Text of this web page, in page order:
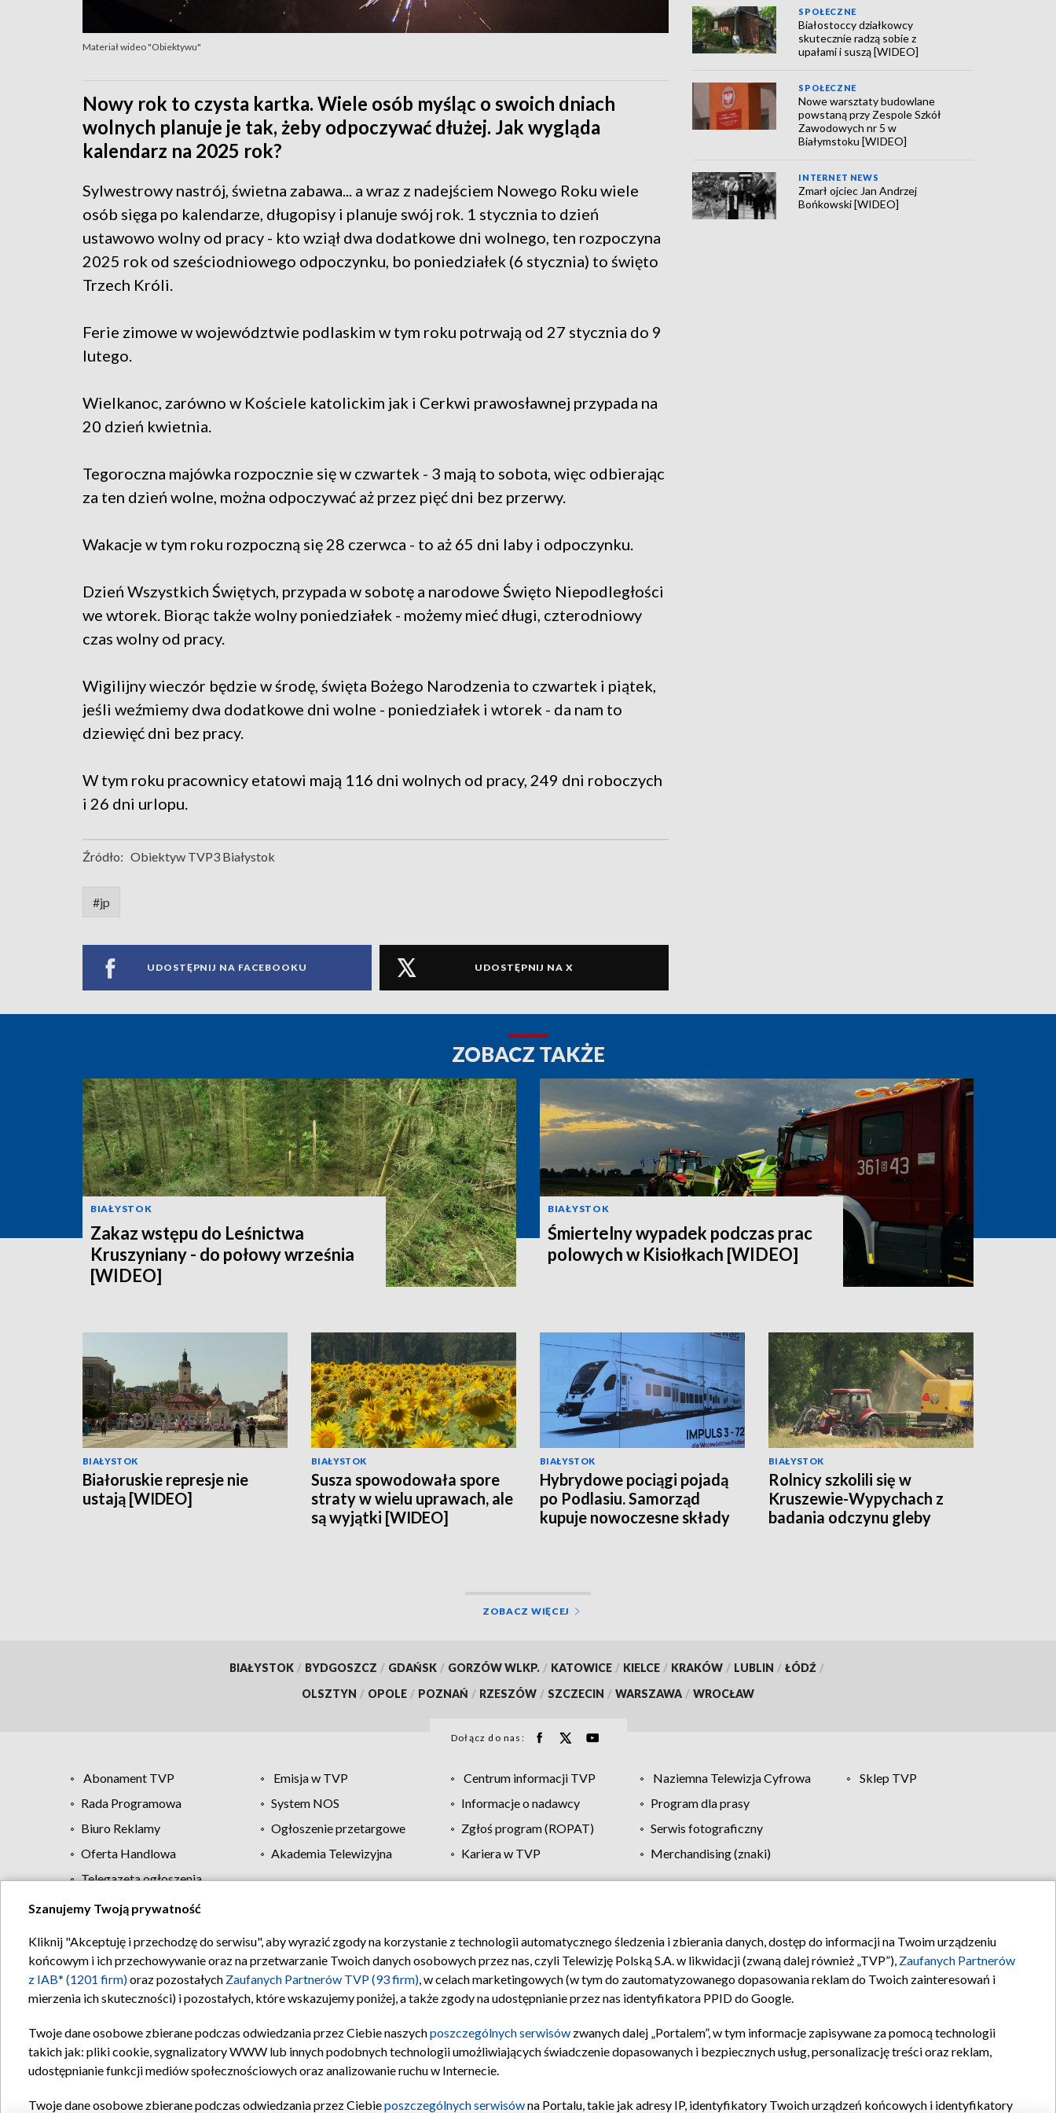
Materiał wideo "Obiektywu"
Nowy rok to czysta kartka. Wiele osób myśląc o swoich dniach
wolnych planuje je tak, żeby odpoczywać dłużej. Jak wygląda
kalendarz na 2025 rok?
Sylwestrowy nastrój, świetna zabawa... a wraz z nadejściem Nowego Roku wiele
osób sięga po kalendarze, długopisy i planuje swój rok. 1 stycznia to dzień
ustawowo wolny od pracy - kto wziął dwa dodatkowe dni wolnego, ten rozpoczyna
2025 rok od sześciodniowego odpoczynku, bo poniedziałek (6 stycznia) to święto
Trzech Króli.
Ferie zimowe w województwie podlaskim w tym roku potrwają od 27 stycznia do 9
lutego.
Wielkanoc, zarówno w Kościele katolickim jak i Cerkwi prawosławnej przypada na
20 dzień kwietnia.
Tegoroczna majówka rozpocznie się w czwartek - 3 mają to sobota, więc odbierając
za ten dzień wolne, można odpoczywać aż przez pięć dni bez przerwy.
Wakacje w tym roku rozpoczną się 28 czerwca - to aż 65 dni laby i odpoczynku.
Dzień Wszystkich Świętych, przypada w sobotę a narodowe Święto Niepodległości
we wtorek. Biorąc także wolny poniedziałek - możemy mieć długi, czterodniowy
czas wolny od pracy.
Wigilijny wieczór będzie w środę, święta Bożego Narodzenia to czwartek i piątek,
jeśli weźmiemy dwa dodatkowe dni wolne - poniedziałek i wtorek - da nam to
dziewięć dni bez pracy.
W tym roku pracownicy etatowi mają 116 dni wolnych od pracy, 249 dni roboczych
i 26 dni urlopu.
Źródło: Obiektyw TVP3 Białystok
#jp
UDOSTĘPNIJ NA FACEBOOKU UDOSTĘPNIJ NA X
SPOŁECZNE
Białostoccy działkowcy
skutecznie radzą sobie z
upałami i suszą [WIDEO]
SPOŁECZNE
Nowe warsztaty budowlane
powstaną przy Zespole Szkół
Zawodowych nr 5 w
Białymstoku [WIDEO]
INTERNET NEWS
Zmarł ojciec Jan Andrzej
Bońkowski [WIDEO]
ZOBACZ TAKŻE
BIAŁYSTOK
Zakaz wstępu do Leśnictwa
Kruszyniany - do połowy września
[WIDEO]
BIAŁYSTOK
Śmiertelny wypadek podczas prac
polowych w Kisiołkach [WIDEO]
BIAŁYSTOK
Białoruskie represje nie
ustają [WIDEO]
BIAŁYSTOK
Susza spowodowała spore
straty w wielu uprawach, ale
są wyjątki [WIDEO]
BIAŁYSTOK
Hybrydowe pociągi pojadą
po Podlasiu. Samorząd
kupuje nowoczesne składy
BIAŁYSTOK
Rolnicy szkolili się w
Kruszewie-Wypychach z
badania odczynu gleby
ZOBACZ WIĘCEJ
BIAŁYSTOK / BYDGOSZCZ / GDAŃSK / GORZÓW WLKP. / KATOWICE / KIELCE / KRAKÓW / LUBLIN / ŁÓDŹ /
OLSZTYN / OPOLE / POZNAŃ / RZESZÓW / SZCZECIN / WARSZAWA / WROCŁAW
Dołącz do nas:
Abonament TVP Emisja w TVP Centrum informacji TVP Naziemna Telewizja Cyfrowa
Sklep TVP
Rada Programowa
System NOS Informacje o nadawcy
Program dla prasy
Biuro Reklamy
Ogłoszenie przetargowe Zgłoś program (ROPAT)
Serwis fotograficzny
Oferta Handlowa
Akademia Telewizyjna Kariera w TVP
Merchandising (znaki)
Telegazeta ogłoszenia
Regulamin TVP Polityka prywatności Moje zgody Pomoc Biuro reklamy Kontakt
Szanujemy Twoją prywatność
Kliknij "Akceptuję i przechodzę do serwisu", aby wyrazić zgody na korzystanie z technologii automatycznego śledzenia i zbierania danych, dostęp do informacji na Twoim urządzeniu
końcowym i ich przechowywanie oraz na przetwarzanie Twoich danych osobowych przez nas, czyli Telewizję Polską S.A. w likwidacji (zwaną dalej również „TVP”), Zaufanych Partnerów
z IAB* (1201 firm)oraz pozostałych Zaufanych Partnerów TVP (93 firm), w celach marketingowych (w tym do zautomatyzowanego dopasowania reklam do Twoich zainteresowań i
mierzenia ich skuteczności) i pozostałych, które wskazujemy poniżej, a także zgody na udostępnianie przez nas identyfikatora PPID do Google.
Twoje dane osobowe zbierane podczas odwiedzania przez Ciebie naszychposzczególnych serwisów zwanych dalej „Portalem”, w tym informacje zapisywane za pomocą technologii
takich jak: pliki cookie, sygnalizatory WWW lub innych podobnych technologii umożliwiających świadczenie dopasowanych i bezpiecznych usług, personalizację treści oraz reklam,
udostępnianie funkcji mediów społecznościowych oraz analizowanie ruchu w Internecie.
Twoje dane osobowe zbierane podczas odwiedzania przez Ciebieposzczególnych serwisówna Portalu, takie jak adresy IP, identyfikatory Twoich urządzeń końcowych i identyfikatory